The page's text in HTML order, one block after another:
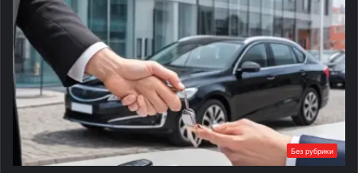
Без рубрики